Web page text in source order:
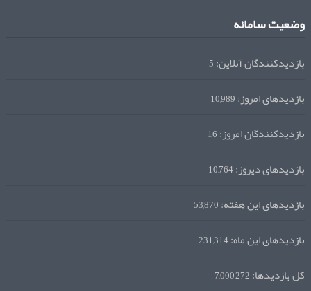
وضعیت سامانه
بازدیدکنندگان آنلاین:5
بازدیدهای امروز:10,989
بازدیدکنندگان امروز:16
بازدیدهای دیروز:10,764
بازدیدهای این هفته:53,870
بازدیدهای این ماه:231,314
کل بازدیدها:7,000,272